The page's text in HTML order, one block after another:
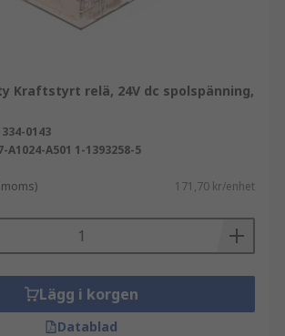
RS lagerför ett brett utbud
reläer från ledande leverantörer
Connectivity, Siemens, Finder
Kraftstyrt relä, 24V dc spolspänning,
334-0143
A1024-A501 1-1393258-5
171,70 kr/enhet
Lägg i korgen
Datablad